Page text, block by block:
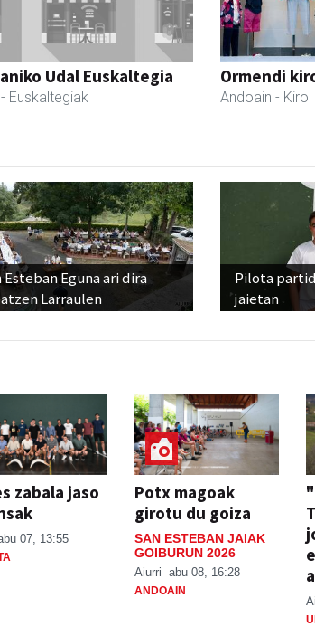
Udal Euskaltegia
- Euskaltegiak
Ormendi
Andoain -
Esteban Eguna ari dira
Larraulen
Pilota
jaietan
zabala jaso
07, 13:55
Potx magoak
girotu du goiza
SAN ESTEBAN JAIAK
GOIBURUN 2026
Aiurri abu 08, 16:28
ANDOAIN